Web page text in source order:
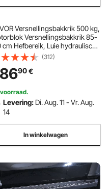
Versnellingsbakkrik 500 kg,
Versnellingsbakkrik 85-
cm Hefbereik, Luie hydraulische
Autokrik Motorblokkrik
Autowerkplaatsen
Oranje
(312)
90€
Levering: Di. Aug. 11 - Vr. Aug.
14
In winkelwagen